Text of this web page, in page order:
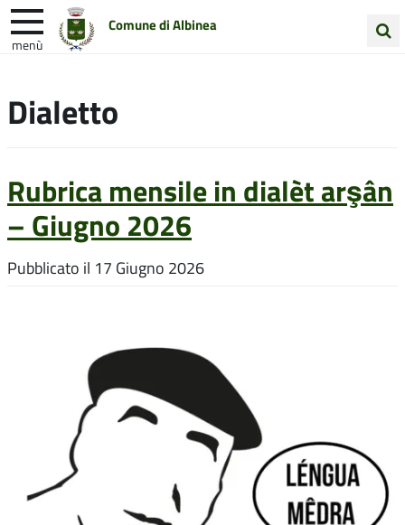
Comune di Albinea
menù
sito
Dialetto
Rubrica mensile in dialèt arşân
– Giugno 2026
Pubblicato il 17 Giugno 2026